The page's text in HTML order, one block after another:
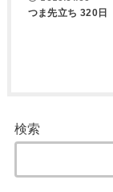
つま先立ち 320日
検索